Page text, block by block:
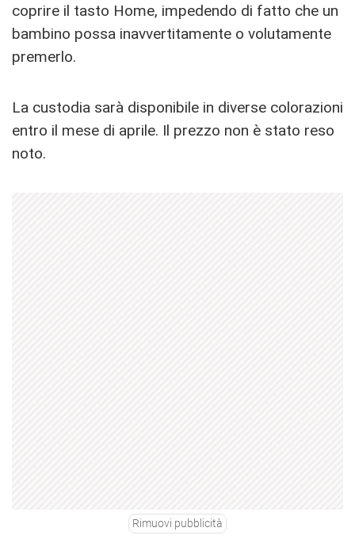
coprire il tasto Home, impedendo di fatto che un
bambino possa inavvertitamente o volutamente
premerlo.
La custodia sarà disponibile in diverse colorazioni
entro il mese di aprile. Il prezzo non è stato reso
noto.
Rimuovi pubblicità